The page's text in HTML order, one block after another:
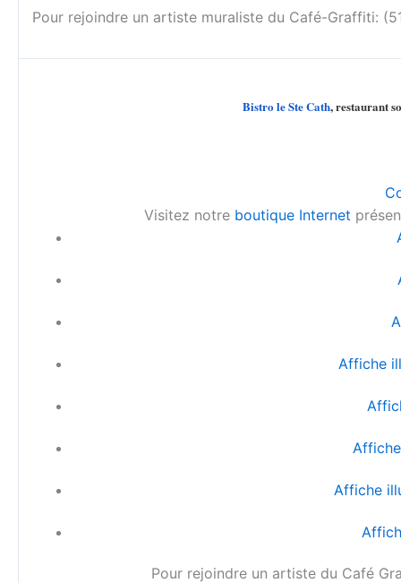
Pour rejoindre un artiste muraliste du Café-Graffiti:
Bistro le Ste Cath, restaurant
Visitez notre boutique Internet
Affiche
Affiche
Pour rejoindre un artiste du Café